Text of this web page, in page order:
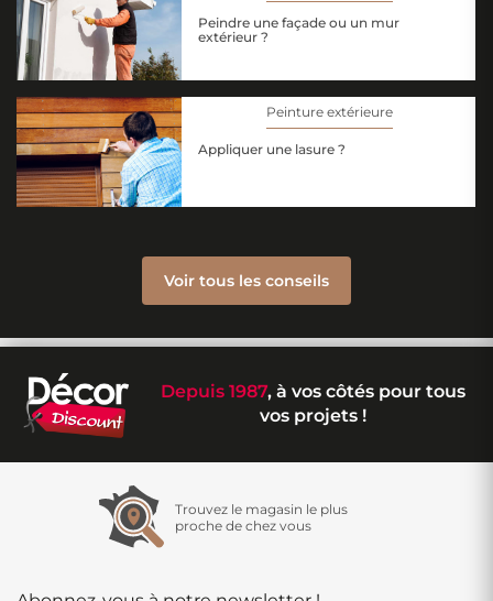
Peindre une façade ou un mur
extérieur ?
Peinture extérieure
Appliquer une lasure ?
Voir tous les conseils
Depuis 1987, à vos côtés pour tous
vos projets !
Trouvez le magasin le plus
proche de chez vous